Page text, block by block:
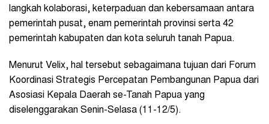
langkah kolaborasi, keterpaduan dan kebersamaan antara
pemerintah pusat, enam pemerintah provinsi serta 42
pemerintah kabupaten dan kota seluruh tanah Papua.
Menurut Velix, hal tersebut sebagaimana tujuan dari Forum
Koordinasi Strategis Percepatan Pembangunan Papua dari
Asosiasi Kepala Daerah se-Tanah Papua yang
diselenggarakan Senin-Selasa (11-12/5).